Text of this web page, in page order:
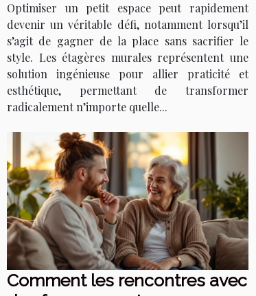
Optimiser un petit espace peut rapidement
devenir un véritable défi, notamment lorsqu’il
s’agit de gagner de la place sans sacrifier le
style. Les étagères murales représentent une
solution ingénieuse pour allier praticité et
esthétique, permettant de transformer
radicalement n’importe quelle...
Comment les rencontres avec